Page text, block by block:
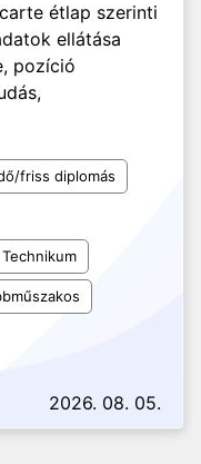
étlap szerinti
ellátása
pozíció
friss diplomás
Technikum
2026. 08. 05.